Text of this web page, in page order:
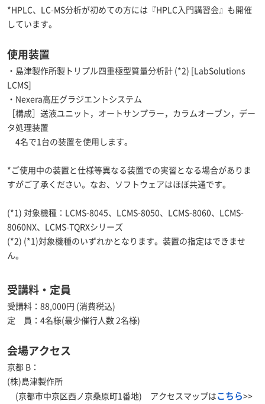
*HPLC、LC-MS分析が初めての方には『HPLC入門講習会』も開催
しています。
使用装置
・島津製作所製トリプル四重極型質量分析計 (*2) [LabSolutions
LCMS]
・Nexera高圧グラジエントシステム
［構成］送液ユニット，オートサンプラー，カラムオーブン，デー
タ処理装置
4名で1台の装置を使用します。
*ご使用中の装置と仕様等異なる装置での実習となる場合がありま
すがご了承ください。なお、ソフトウェアはほぼ共通です。
(*1) 対象機種：LCMS-8045、LCMS-8050、LCMS-8060、LCMS-
8060NX、LCMS-TQRXシリーズ
(*2) (*1)対象機種のいずれかとなります。装置の指定はできませ
ん。
受講料・定員
受講料：88,000円 (消費税込)
定 員：4名様(最少催行人数 2名様)
会場アクセス
京都 B：
(株)島津製作所
(京都市中京区西ノ京桑原町1番地) アクセスマップは こちら>>